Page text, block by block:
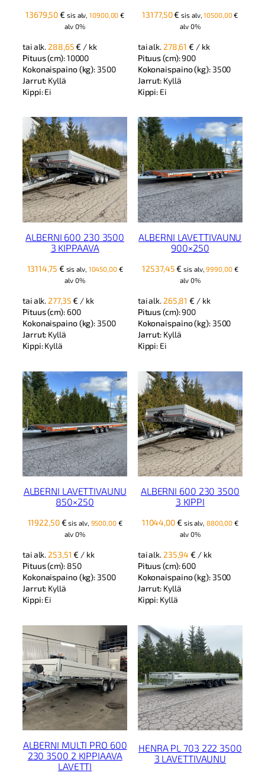
13679,50€ sis alv,10900,00€
alv 0%
tai alk. 288,65€ / kk
Pituus (cm):10000
Kokonaispaino (kg): 3500
Jarrut: Kyllä
Kippi:Ei
13177,50€ sis alv,10500,00€
alv 0%
tai alk. 278,61€ / kk
Pituus (cm):900
Kokonaispaino (kg): 3500
Jarrut: Kyllä
Kippi: Ei
ALBERNI 600 230 3500
3 KIPPAAVA
13114,75 € sis alv, 10450,00 €
alv 0%
tai alk. 277,35€ / kk
Pituus (cm): 600
Kokonaispaino (kg): 3500
Jarrut: Kyllä
Kippi:Kyllä
ALBERNI LAVETTIVAUNU
900×250
12537,45€ sis alv,9990,00 €
alv 0%
tai alk. 265,81€ / kk
Pituus (cm):900
Kokonaispaino (kg): 3500
Jarrut: Kyllä
Kippi: Ei
ALBERNI LAVETTIVAUNU
850×250
11922,50€ sis alv, 9500,00 €
alv 0%
tai alk.253,51€ / kk
Pituus (cm): 850
Kokonaispaino (kg):3500
Jarrut: Kyllä
Kippi:Ei
ALBERNI 600 230 3500
3 KIPPI
11044,00€ sis alv, 8800,00€
alv 0%
tai alk.235,94€ / kk
Pituus (cm):600
Kokonaispaino (kg):3500
Jarrut: Kyllä
Kippi: Kyllä
ALBERNI MULTI PRO 600
230 3500 2 KIPPIAAVA
LAVETTI
HENRA PL 703 222 3500
3 LAVETTIVAUNU